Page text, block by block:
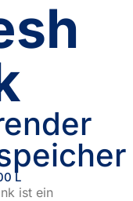
L
ist ein